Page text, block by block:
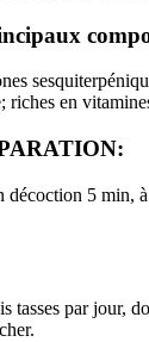
riches en
décoction 5 min,
tasses par jour,